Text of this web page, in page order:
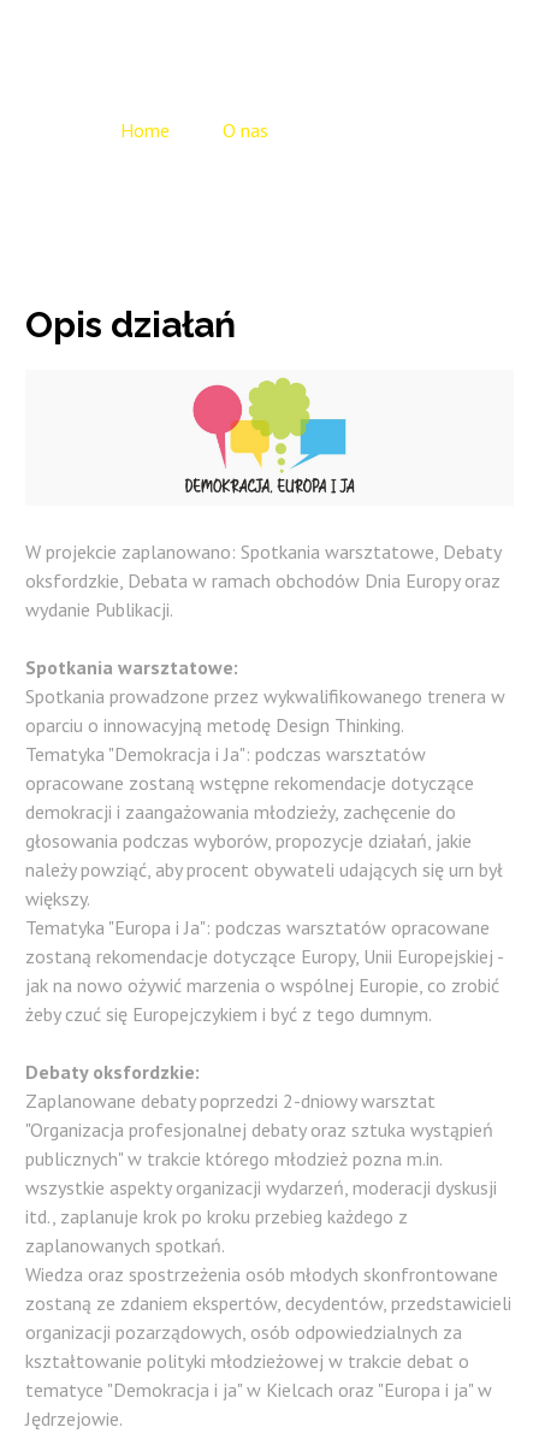
Home O nas
Opis działań
W projekcie zaplanowano: Spotkania warsztatowe, Debaty
oksfordzkie, Debata w ramach obchodów Dnia Europy oraz
wydanie Publikacji.
Spotkania warsztatowe:
Spotkania prowadzone przez wykwalifikowanego trenera w
oparciu o innowacyjną metodę Design Thinking.
Tematyka "Demokracja i Ja": podczas warsztatów
opracowane zostaną wstępne rekomendacje dotyczące
demokracji i zaangażowania młodzieży, zachęcenie do
głosowania podczas wyborów, propozycje działań, jakie
należy powziąć, aby procent obywateli udających się urn był
większy.
Tematyka "Europa i Ja": podczas warsztatów opracowane
zostaną rekomendacje dotyczące Europy, Unii Europejskiej -
jak na nowo ożywić marzenia o wspólnej Europie, co zrobić
żeby czuć się Europejczykiem i być z tego dumnym.
Debaty oksfordzkie:
Zaplanowane debaty poprzedzi 2-dniowy warsztat
"Organizacja profesjonalnej debaty oraz sztuka wystąpień
publicznych" w trakcie którego młodzież pozna m.in.
wszystkie aspekty organizacji wydarzeń, moderacji dyskusji
itd., zaplanuje krok po kroku przebieg każdego z
zaplanowanych spotkań.
Wiedza oraz spostrzeżenia osób młodych skonfrontowane
zostaną ze zdaniem ekspertów, decydentów, przedstawicieli
organizacji pozarządowych, osób odpowiedzialnych za
kształtowanie polityki młodzieżowej w trakcie debat o
tematyce "Demokracja i ja" w Kielcach oraz "Europa i ja" w
Jędrzejowie.